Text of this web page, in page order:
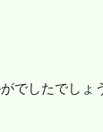
でしたでしょ